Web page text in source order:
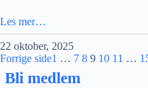
Les mer…
22 oktober, 2025
Forrige side1 … 7 8 9 10 11 …
Bli medlem